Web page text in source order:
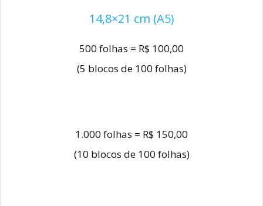
14,8×21 cm (A5)
500 folhas = R$ 100,00
(5 blocos de 100 folhas)
1.000 folhas = R$ 150,00
(10 blocos de 100 folhas)